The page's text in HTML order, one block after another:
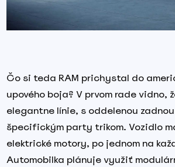
Čo si teda RAM prichystal do
upového boja? V prvom rade vidno,
elegantne línie, s oddelenou
špecifickým party trikom. Vozidlo
elektrické motory, po jednom na
Automobilka plánuje využiť